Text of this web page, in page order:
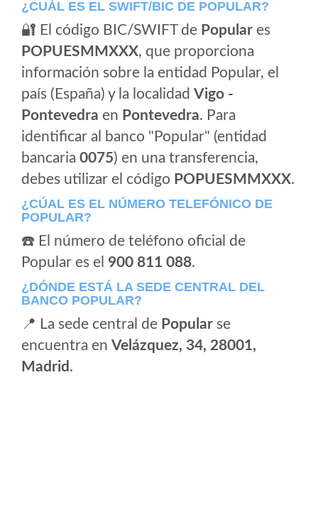
¿CUÁL ES EL SWIFT/BIC DE POPULAR?
🔐 El código BIC/SWIFT de Popular es
POPUESMMXXX, que proporciona
información sobre la entidad Popular, el
país (España) y la localidad Vigo -
Pontevedra en Pontevedra. Para
identificar al banco "Popular" (entidad
bancaria 0075) en una transferencia,
debes utilizar el código POPUESMMXXX.
¿CÚAL ES EL NÚMERO TELEFÓNICO DE
POPULAR?
☎️ El número de teléfono oficial de
Popular es el 900 811 088.
¿DÓNDE ESTÁ LA SEDE CENTRAL DEL
BANCO POPULAR?
📍 La sede central de Popular se
encuentra en Velázquez, 34, 28001,
Madrid .